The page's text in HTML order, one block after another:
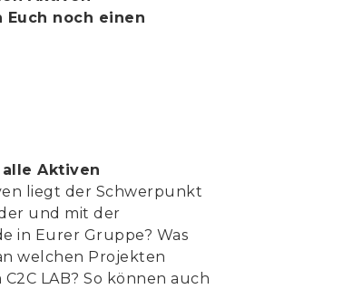
noch einen
Aktiven
liegt der Schwerpunkt
und mit der
in Eurer Gruppe? Was
welchen Projekten
LAB? So können auch